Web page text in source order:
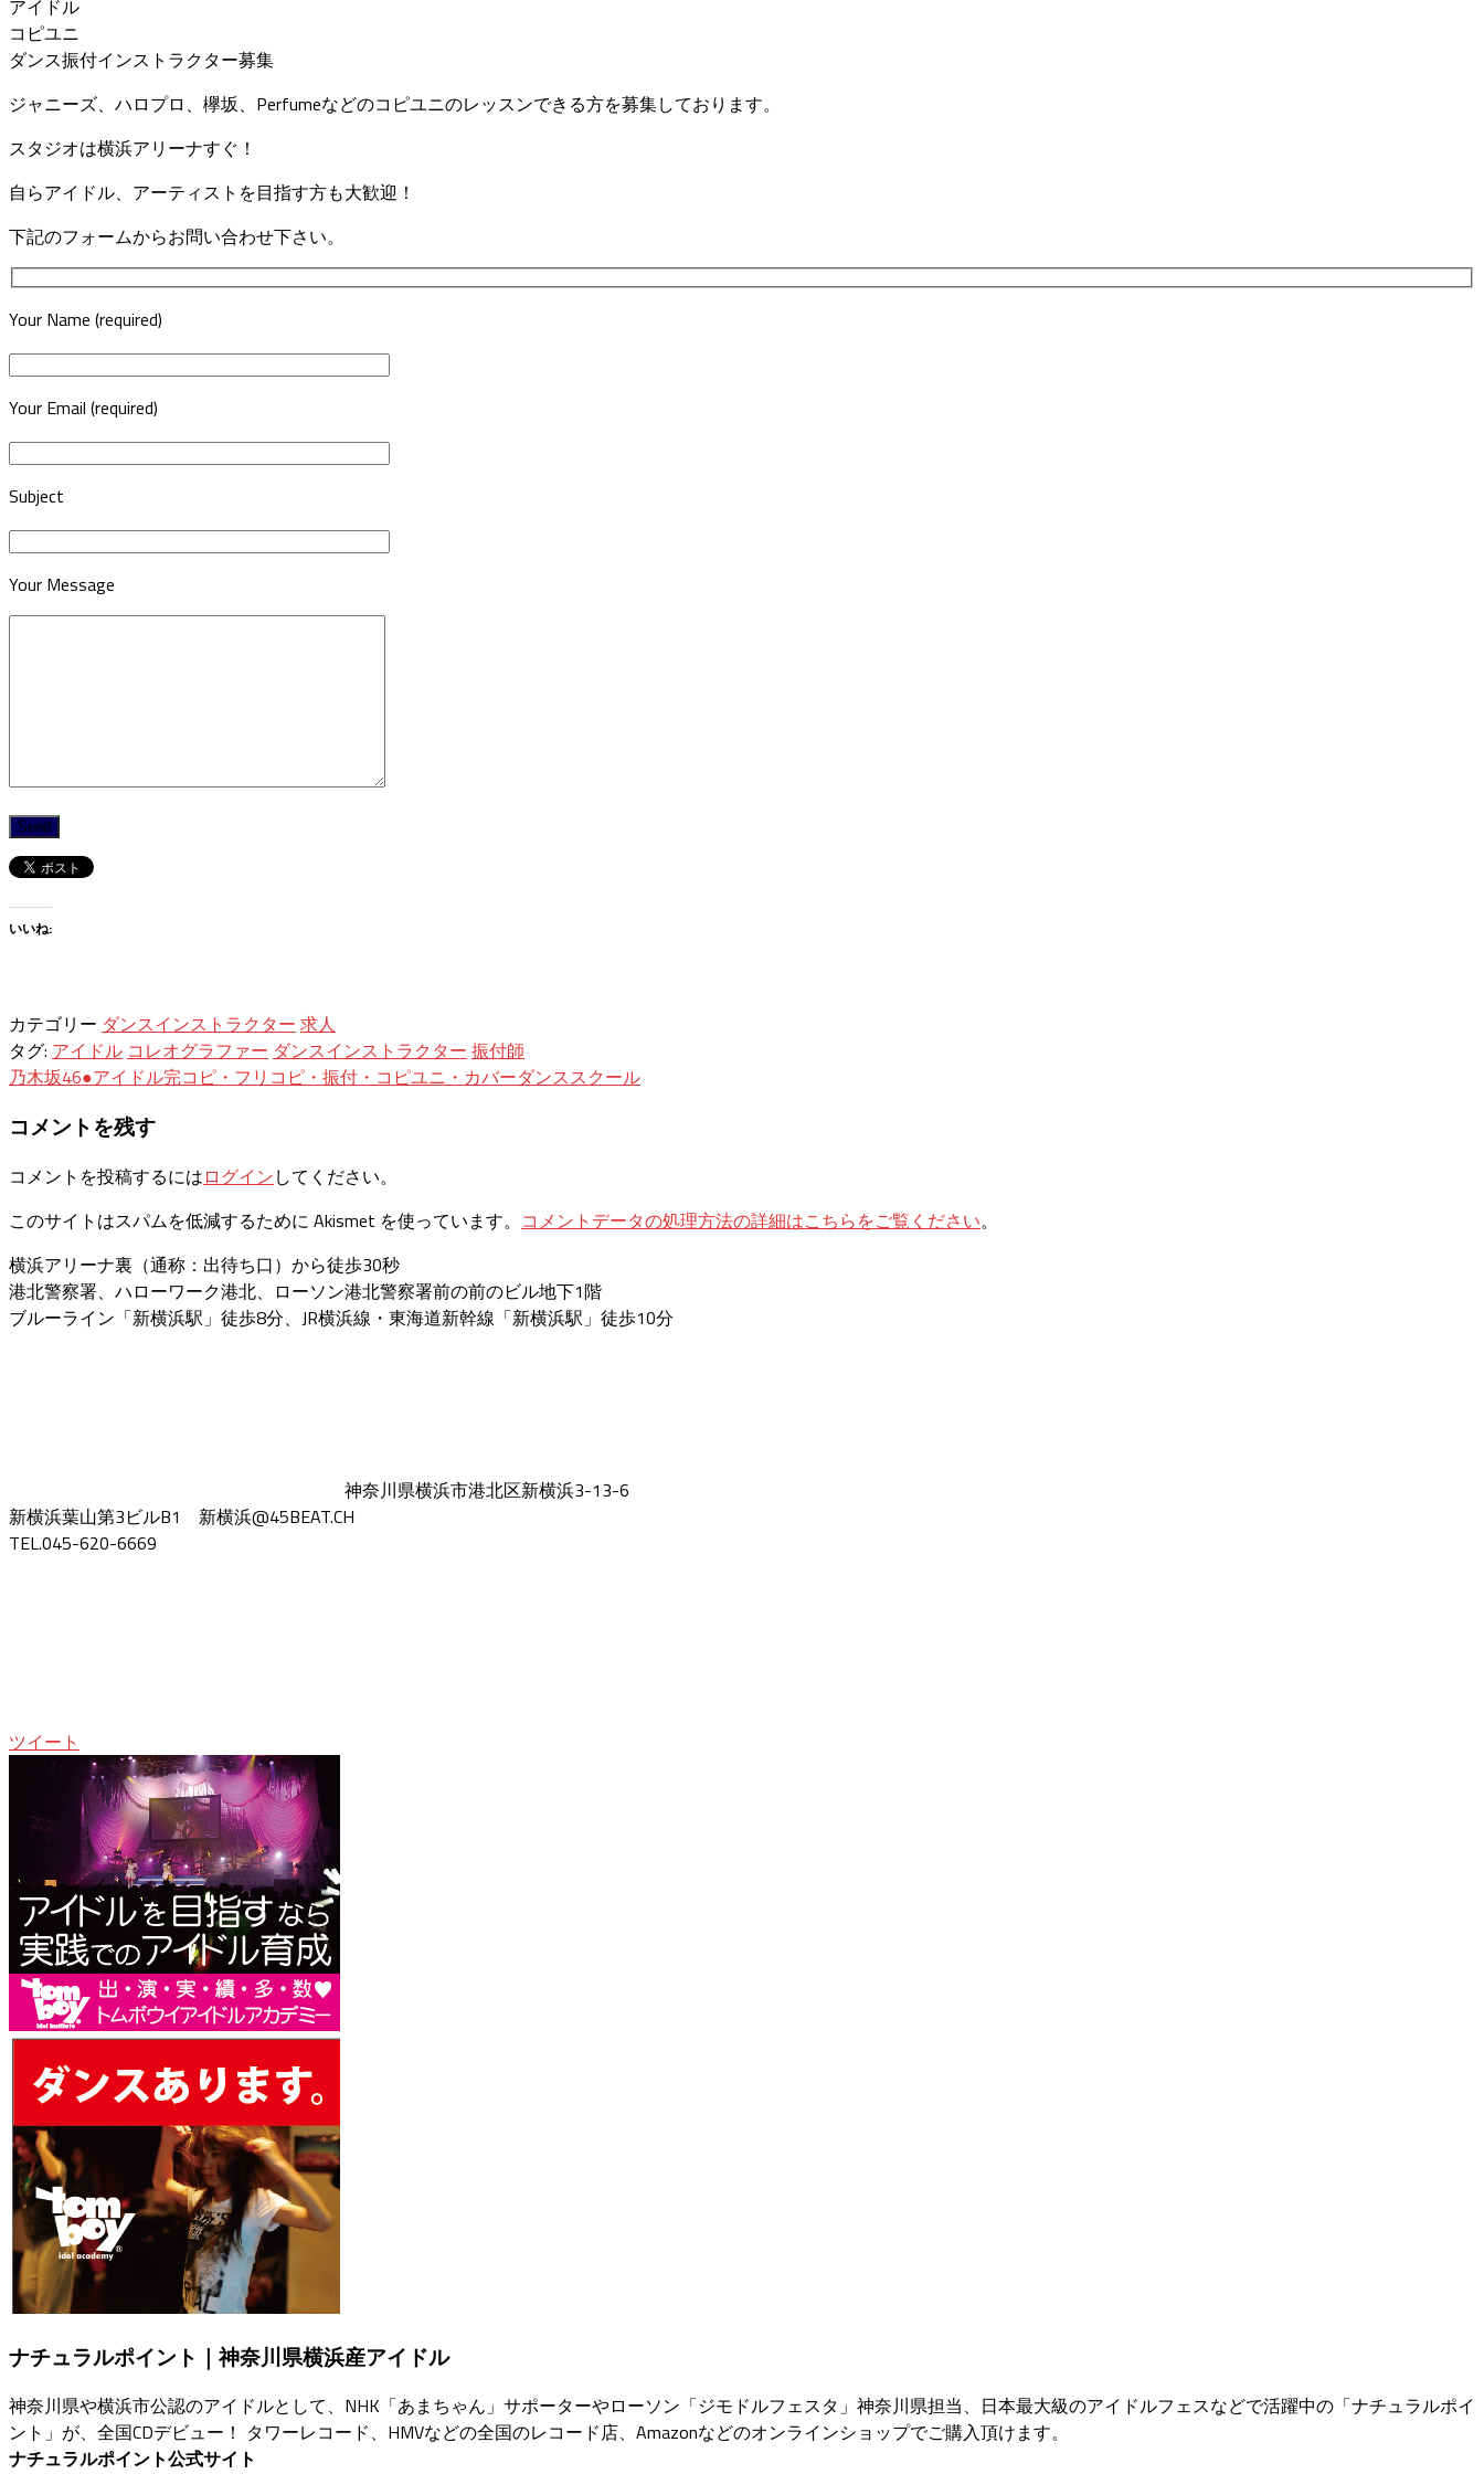
アイドル
コピユニ
ダンス振付インストラクター募集
ジャニーズ、ハロプロ、欅坂、Perfumeなどのコピユニのレッスンできる方を募集しております。
スタジオは横浜アリーナすぐ！
自らアイドル、アーティストを目指す方も大歓迎！
下記のフォームからお問い合わせ下さい。
Your Name (required)
Your Email (required)
Subject
Your Message
いいね:
カテゴリー ダンスインストラクター 求人
タグ: アイドル コレオグラファー ダンスインストラクター 振付師
投
稿
ナ
ゲ
ー
シ
乃木坂46●アイドル完コピ・フリコピ・振付・コピユニ・カバーダンススクール
コメントを残す
コメントを投稿するにはログインしてください。
このサイトはスパムを低減するために Akismet を使っています。 コメントデータの処理方法の詳細はこちらをご覧ください。
横浜アリーナ裏（通称：出待ち口）から徒歩30秒
港北警察署、ハローワーク港北、ローソン港北警察署前の前のビル地下1階
ブルーライン「新横浜駅」徒歩8分、JR横浜線・東海道新幹線「新横浜駅」徒歩10分
神奈川県横浜市港北区新横浜3-13-6
新横浜葉山第3ビルB1 新横浜@45BEAT.CH
TEL.045-620-6669
ツイート
ナチュラルポイント｜神奈川県横浜産アイドル
神奈川県や横浜市公認のアイドルとして、NHK「あまちゃん」サポーターやローソン「ジモドルフェスタ」神奈川県担当、日本最大級のアイドルフェスなどで活躍中の「ナチュラルポイ
ント」が、全国CDデビュー！ タワーレコード、HMVなどの全国のレコード店、Amazonなどのオンラインショップでご購入頂けます。
ナチュラルポイント公式サイト